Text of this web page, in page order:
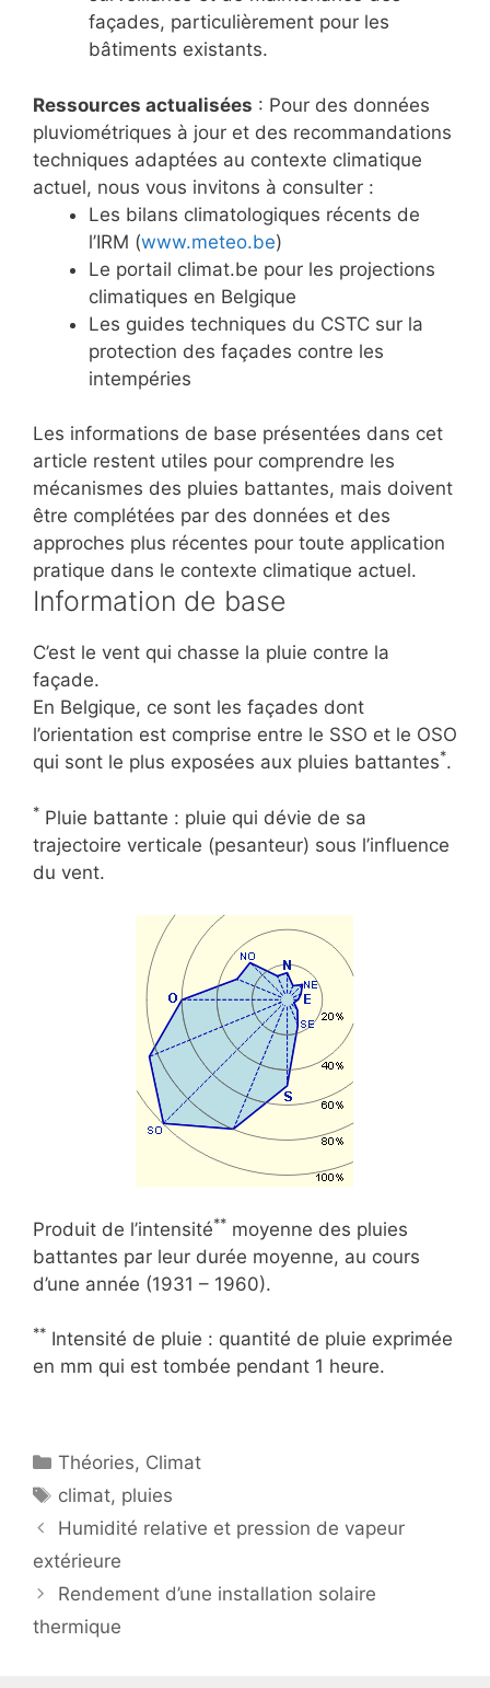
façades, particulièrement pour les
bâtiments existants.
Ressources actualisées : Pour des données
pluviométriques à jour et des recommandations
techniques adaptées au contexte climatique
actuel, nous vous invitons à consulter :
Les bilans climatologiques récents de
l’IRM (www.meteo.be)
Le portail climat.be pour les projections
climatiques en Belgique
Les guides techniques du CSTC sur la
protection des façades contre les
intempéries
Les informations de base présentées dans cet
article restent utiles pour comprendre les
mécanismes des pluies battantes, mais doivent
être complétées par des données et des
approches plus récentes pour toute application
pratique dans le contexte climatique actuel.
Information de base
C’est le vent qui chasse la pluie contre la
façade.
En Belgique, ce sont les façades dont
l’orientation est comprise entre le SSO et le OSO
qui sont le plus exposées aux pluies battantes*.
* Pluie battante : pluie qui dévie de sa
trajectoire verticale (pesanteur) sous l’influence
du vent.
Produit de l’intensité** moyenne des pluies
battantes par leur durée moyenne, au cours
d’une année (1931 – 1960).
** Intensité de pluie : quantité de pluie exprimée
en mm qui est tombée pendant 1 heure.
Catégories
Théories, Climat
Étiquettes
climat, pluies
Humidité relative et pression de vapeur
extérieure
Rendement d’une installation solaire
thermique